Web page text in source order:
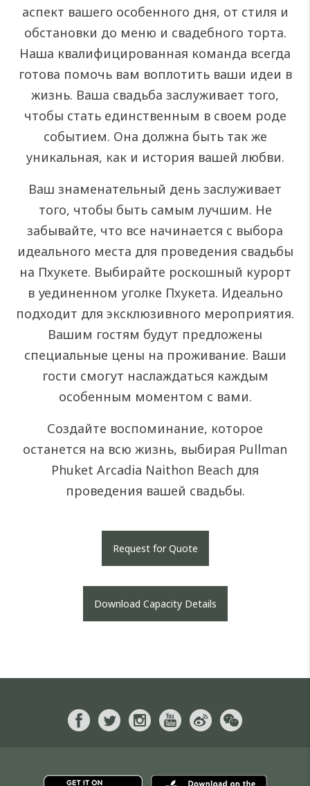
аспект вашего особенного дня, от стиля и
обстановки до меню и свадебного торта.
Наша квалифицированная команда всегда
готова помочь вам воплотить ваши идеи в
жизнь. Ваша свадьба заслуживает того,
чтобы стать единственным в своем роде
событием. Она должна быть так же
уникальная, как и история вашей любви.
Ваш знаменательный день заслуживает
того, чтобы быть самым лучшим. Не
забывайте, что все начинается с выбора
идеального места для проведения свадьбы
на Пхукете. Выбирайте роскошный курорт
в уединенном уголке Пхукета. Идеально
подходит для эксклюзивного мероприятия.
Вашим гостям будут предложены
специальные цены на проживание. Ваши
гости смогут наслаждаться каждым
особенным моментом с вами.
Создайте воспоминание, которое
останется на всю жизнь, выбирая Pullman
Phuket Arcadia Naithon Beach для
проведения вашей свадьбы.
Request for Quote
Download Capacity Details